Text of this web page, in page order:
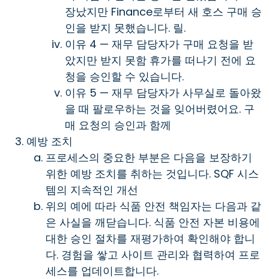
장났지만 Finance로부터 새 호스 구매 승
인을 받지 못했습니다. 릴.
이유 4 — 재무 담당자가 구매 요청을 받
았지만 받지 못함 휴가를 떠나기 전에 요
청을 승인할 수 있습니다.
이유 5 — 재무 담당자가 사무실로 돌아왔
을 때 팔로우하는 것을 잊어버렸어요. 구
매 요청의 승인과 함께
예방 조치
프로세스의 중요한 부분은 다음을 보장하기
위한 예방 조치를 취하는 것입니다. SQF 시스
템의 지속적인 개선
위의 예에 따라 식품 안전 책임자는 다음과 같
은 사실을 깨닫습니다. 식품 안전 자본 비용에
대한 승인 절차를 재평가하여 확인해야 합니
다. 경험을 쌓고 사이트 관리와 협력하여 프로
세스를 업데이트합니다.